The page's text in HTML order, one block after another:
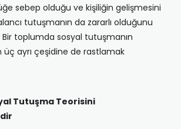
sebep olduğu ve kişiliğin gelişmesini
tutuşmanın da zararlı olduğunu
toplumda sosyal tutuşmanın
üç ayrı çeşidine de rastlamak
Tutuşma Teorisini